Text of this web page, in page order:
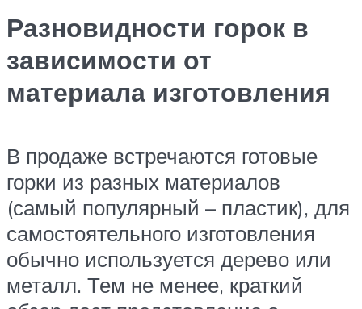
Разновидности горок в
зависимости от
материала изготовления
В продаже встречаются готовые
горки из разных материалов
(самый популярный – пластик), для
самостоятельного изготовления
обычно используется дерево или
металл. Тем не менее, краткий